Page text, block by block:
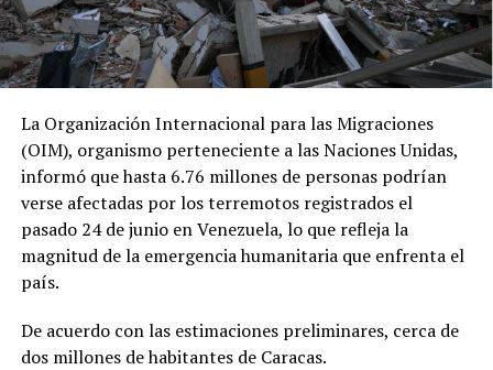
La Organización Internacional para las Migraciones
(OIM), organismo perteneciente a las Naciones Unidas,
informó que hasta 6.76 millones de personas podrían
verse afectadas por los terremotos registrados el
pasado 24 de junio en Venezuela, lo que refleja la
magnitud de la emergencia humanitaria que enfrenta el
país.
De acuerdo con las estimaciones preliminares, cerca de
dos millones de habitantes de Caracas.